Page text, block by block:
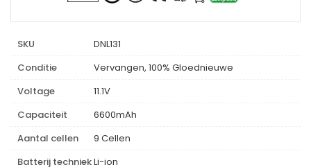
SKU
DNL131
Conditie
Vervangen, 100% Gloednieuwe
Voltage
11.1V
Capaciteit
6600mAh
Aantal cellen
9 Cellen
Batterij techniekLi-ion